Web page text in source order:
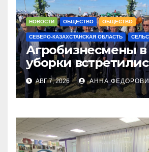
НОВОСТИ ОБЩЕСТВО ОБЩЕСТВО
СЕВЕРО-КАЗАХСТАНСКАЯ ОБЛАСТЬ
Агробизнесмены в
уборки
поля в СКО
АВГ 7, 2026 АННА